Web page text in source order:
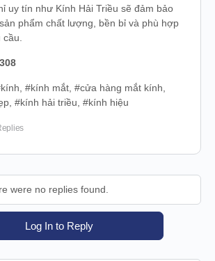
uy tín như Kính Hải Triều sẽ đảm bảo
phẩm chất lượng, bền bỉ và phù hợp
#kính mắt, #cửa hàng mắt kính,
#kính hải triều, #kính hiệu
were no replies found.
Log In to Reply